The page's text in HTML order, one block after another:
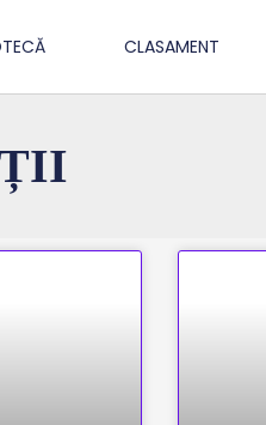
CLASAMENT